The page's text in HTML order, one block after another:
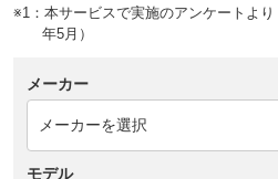
※1：本サービスで実施のアンケートよ
年5月）
メーカー
モデル